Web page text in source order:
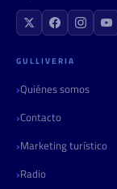
GULLIVERIA
Quiénes somos
Contacto
Marketing turístico
Radio